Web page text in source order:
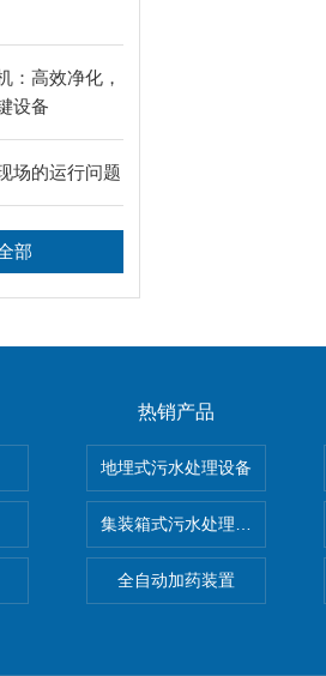
：高效净化，
设备
场的运行问题
部
热销产品
地埋式污水处理设备
集装箱式污水处理设备
全自动加药装置